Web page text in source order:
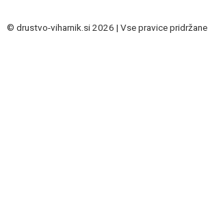
© drustvo-viharnik.si 2026 | Vse pravice pridržane